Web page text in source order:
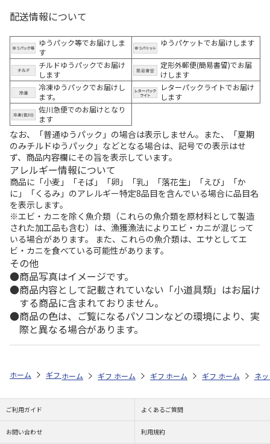
配送情報について
ゆうパック等でお届けしま
す
ゆうパケットでお届けします
チルドゆうパックでお届け
します
定形外郵便(簡易書留)でお届
けします
冷凍ゆうパックでお届けし
ます。
レターパックライトでお届け
します
佐川急便でのお届けとなり
ます
なお、「普通ゆうパック」の場合は表示しません。また、「夏期
のみチルドゆうパック」などとなる場合は、記号での表示はせ
ず、商品内容欄にその旨を表示しています。
アレルギー情報について
商品に「小麦」「そば」「卵」「乳」「落花生」「えび」「か
に」「くるみ」のアレルギー特定8品目を含んでいる場合に品目名
を表示します。
※エビ・カニを除く魚介類（これらの魚介類を原材料として製造
された加工品も含む）は、漁獲漁法によりエビ・カニが混じって
いる場合があります。 また、これらの魚介類は、エサとしてエ
ビ・カニを食べている可能性があります。
その他
商品写真はイメージです。
商品内容として記載されていない「小道具類」はお届け
する商品に含まれておりません。
商品の色は、ご覧になるパソコンなどの環境により、実
際と異なる場合があります。
ホーム ギフトストア お中元・夏ギフト特集 2026 そうめん・麺類
ホーム ギフトストア お中元・夏ギフト特集 2026
ホーム ギフトストア お中元・夏ギフト
ホーム ギフトストア お
ホーム ネ
ご利用ガイド よくあるご質問
お問い合わせ 利用規約